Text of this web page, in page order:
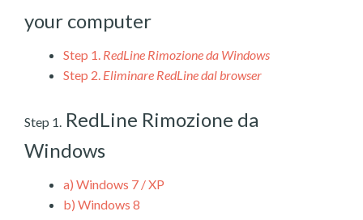
your computer
Step 1. RedLine Rimozione da Windows
Step 2. Eliminare RedLine dal browser
Step 1. RedLine Rimozione da
Windows
a) Windows 7 / XP
b) Windows 8